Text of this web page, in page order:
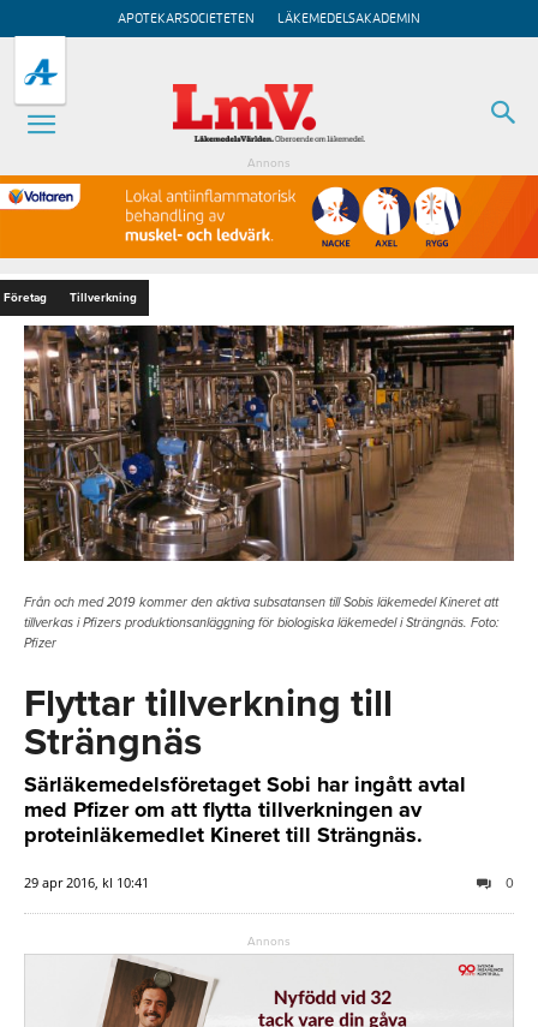
APOTEKARSOCIETETEN LÄKEMEDELSAKADEMIN
Annons
Företag Tillverkning
Från och med 2019 kommer den aktiva subsatansen till Sobis läkemedel Kineret att
tillverkas i Pfizers produktionsanläggning för biologiska läkemedel i Strängnäs. Foto:
Pfizer
Flyttar tillverkning till
Strängnäs
Särläkemedelsföretaget Sobi har ingått avtal
med Pfizer om att flytta tillverkningen av
proteinläkemedlet Kineret till Strängnäs.
29 apr 2016, kl 10:41 0
Annons